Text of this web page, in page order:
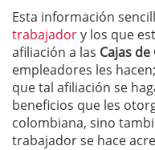
Esta información
trabajadory los que
afiliación a las Cajas
empleadores les
que tal afiliación se
beneficios que les
colombiana, sino
trabajador se hace